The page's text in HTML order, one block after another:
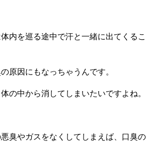
内を巡る途中で汗と一緒に出てくるこ
原因にもなっちゃうんです。
の中から消してしまいたいですよね。
臭やガスをなくしてしまえば、口臭の